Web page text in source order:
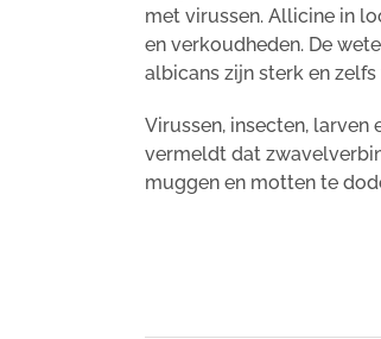
met virussen. Allicine in
en verkoudheden. De
albicans zijn sterk en
Virussen, insecten,
vermeldt dat
muggen en motten te